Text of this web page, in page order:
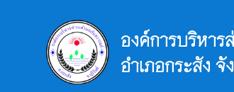
องค์การบริหา
อำเภอกระสัง